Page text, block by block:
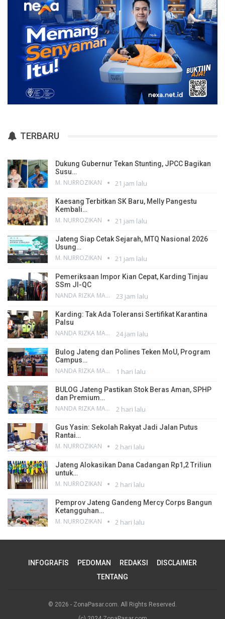
TERBARU
Dukung Gubernur Tekan Stunting, JPCC Bagikan
Susu…
M. NURROZIKAN 21 jam lalu
Kaesang Terbitkan SK Baru, Melly Pangestu
Kembali…
M. NURROZIKAN 21 jam lalu
Jateng Siap Cetak Sejarah, MTQ Nasional 2026
Usung…
M. NURROZIKAN 21 jam lalu
Pemeriksaan Impor Kian Cepat, Karding Tinjau
SSm JI-QC
NANDA RIZKA MAHENDRA 23 jam lalu
Karding: Tak Ada Toleransi Sertifikat Karantina
Palsu
NANDA RIZKA MAHENDRA 24 jam lalu
Bulog Jateng dan Polines Teken MoU, Program
Campus…
NANDA RIZKA MAHENDRA 1 hari lalu
BULOG Jateng Pastikan Stok Beras Aman, SPHP
dan Premium…
NANDA RIZKA MAHENDRA 2 hari lalu
Gus Yasin: Sekolah Rakyat Jadi Jalan Putus
Rantai…
M. NURROZIKAN 2 hari lalu
Jateng Alokasikan Dana Cadangan Rp1,2 Triliun
untuk…
M. NURROZIKAN 2 hari lalu
Pemprov Jateng Gandeng Mercy Corps Bangun
Ketangguhan…
M. NURROZIKAN 2 hari lalu
INFOGRAFIS PEDOMAN REDAKSI
DISCLAIMER
TENTANG
© 2026 - ZonaPasar.com. All Rights Reserved.